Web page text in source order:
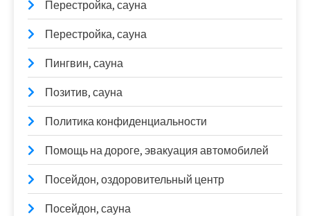
Перестройка, сауна
Перестройка, сауна
Пингвин, сауна
Позитив, сауна
Политика конфиденциальности
Помощь на дороге, эвакуация автомобилей
Посейдон, оздоровительный центр
Посейдон, сауна